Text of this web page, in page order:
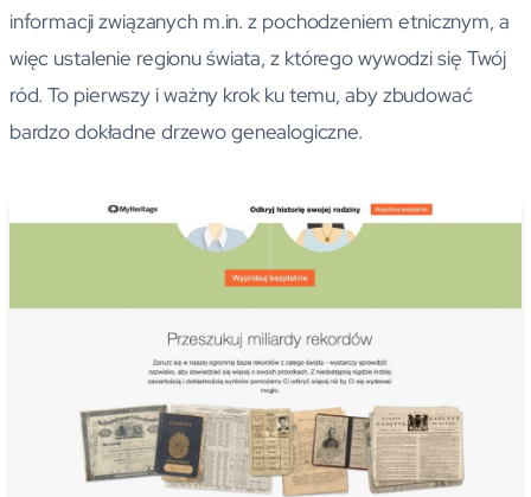
informacji związanych m.in. z pochodzeniem etnicznym, a
więc ustalenie regionu świata, z którego wywodzi się Twój
ród. To pierwszy i ważny krok ku temu, aby zbudować
bardzo dokładne drzewo genealogiczne.